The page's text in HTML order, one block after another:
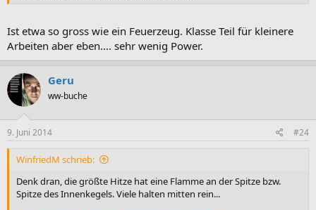
Ist etwa so gross wie ein Feuerzeug. Klasse Teil für kleinere
Arbeiten aber eben.... sehr wenig Power.
Geru
ww-buche
9. Juni 2014 #24
WinfriedM schrieb:
Denk dran, die größte Hitze hat eine Flamme an der Spitze bzw.
Spitze des Innenkegels. Viele halten mitten rein...